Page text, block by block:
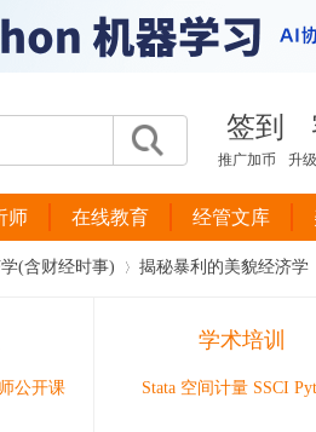
签到
推广加币
升
师 在线教育 经管文库
(含财经时事) 揭秘暴利的美貌经济学
公开课
学术培训
Stata 空间计量 SSCI